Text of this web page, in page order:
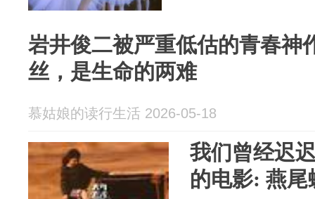
岩井俊二被严重低估的青春神
丝，是生命的两难
慕姑娘的读行生活 2026-05-18
我们曾经迟
的电影: 燕尾